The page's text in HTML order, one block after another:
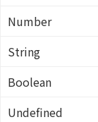
Number
String
Boolean
Undefined